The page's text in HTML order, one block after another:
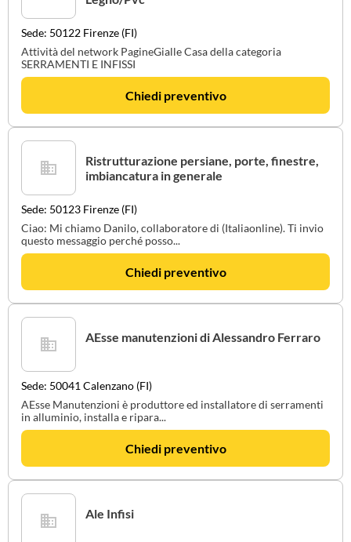
Sede: 50122 Firenze (FI)
Attività del network PagineGialle Casa della categoria
SERRAMENTI E INFISSI
Chiedi preventivo
Ristrutturazione persiane, porte, finestre,
imbiancatura in generale
Sede: 50123 Firenze (FI)
Ciao: Mi chiamo Danilo, collaboratore di (Italiaonline). Ti invio
questo messaggio perché posso...
Chiedi preventivo
AEsse manutenzioni di Alessandro Ferraro
Sede: 50041 Calenzano (FI)
AEsse Manutenzioni è produttore ed installatore di serramenti
in alluminio, installa e ripara...
Chiedi preventivo
Ale Infisi